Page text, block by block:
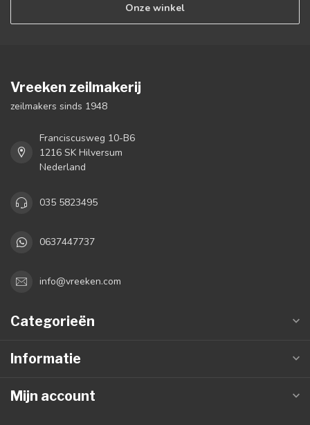
Onze winkel
Vreeken zeilmakerij
zeilmakers sinds 1948
Franciscusweg 10-B6
1216 SK Hilversum
Nederland
035 5823495
0637447737
info@vreeken.com
Categorieën
Informatie
Mijn account